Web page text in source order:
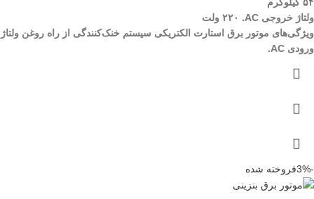
ولتاژ خروجی AC.
ویژگی‌های موتور برق استارت الکتریکی سیستم خنک‌کنندگی از راه روغن ولتاژ
ورودی AC.
-3% فروخته شده